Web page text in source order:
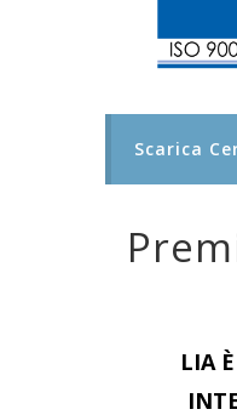
Scarica
LIA